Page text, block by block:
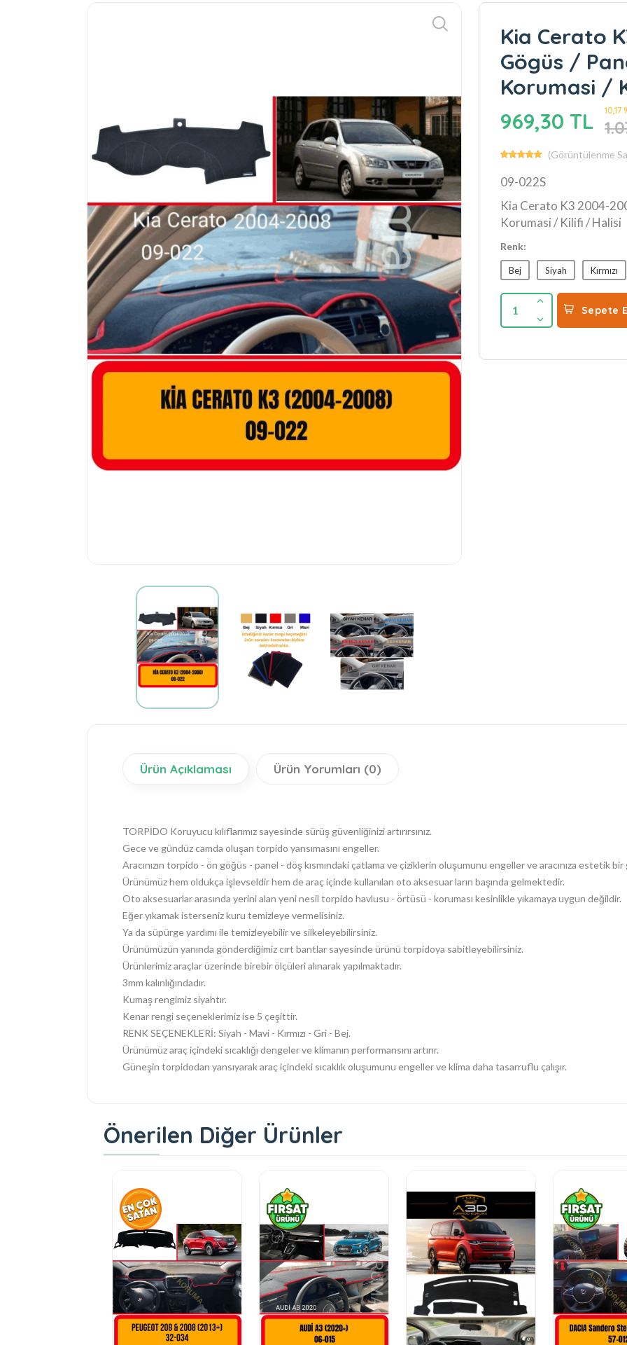
Kia Cerato
Gögüs /
Korumasi /
969,30 TL
10,17
(Görüntülenme
09-022S
Kia Cerato K3 2004-
Korumasi / Kilifi / Halisi
Renk:
Bej Siyah Kırmızı
1 Sepete
Ürün Açıklaması Ürün Yorumları (0)
TORPİDO Koruyucu kılıflarımız sayesinde sürüş güvenliğinizi artırırsınız.
Gece ve gündüz camda oluşan torpido yansımasını engeller.
Aracınızın torpido - ön göğüs - panel - döş kısmındaki çatlama ve çiziklerin oluşumunu engeller ve aracınıza estetik bir
Ürünümüz hem oldukça işlevseldir hem de araç içinde kullanılan oto aksesuar ların başında gelmektedir.
Oto aksesuarlar arasında yerini alan yeni nesil torpido havlusu - örtüsü - koruması kesinlikle yıkamaya uygun değildir.
Eğer yıkamak isterseniz kuru temizleye vermelisiniz.
Ya da süpürge yardımı ile temizleyebilir ve silkeleyebilirsiniz.
Ürünümüzün yanında gönderdiğimiz cırt bantlar sayesinde ürünü torpidoya sabitleyebilirsiniz.
Ürünlerimiz araçlar üzerinde birebir ölçüleri alınarak yapılmaktadır.
3mm kalınlığındadır.
Kumaş rengimiz siyahtır.
Kenar rengi seçeneklerimiz ise 5 çeşittir.
RENK SEÇENEKLERİ: Siyah - Mavi - Kırmızı - Gri - Bej.
Ürünümüz araç içindeki sıcaklığı dengeler ve klimanın performansını artırır.
Güneşin torpidodan yansıyarak araç içindeki sıcaklık oluşumunu engeller ve klima daha tasarruflu çalışır.
Önerilen Diğer Ürünler